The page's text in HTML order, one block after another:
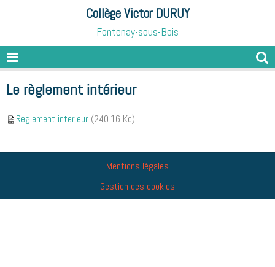
Collège Victor DURUY
Fontenay-sous-Bois
Le règlement intérieur
Reglement interieur (240.16 Ko)
Mentions légales
Gestion des cookies